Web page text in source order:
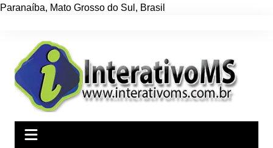
Paranaíba, Mato Grosso do Sul , Brasil
conteúdo